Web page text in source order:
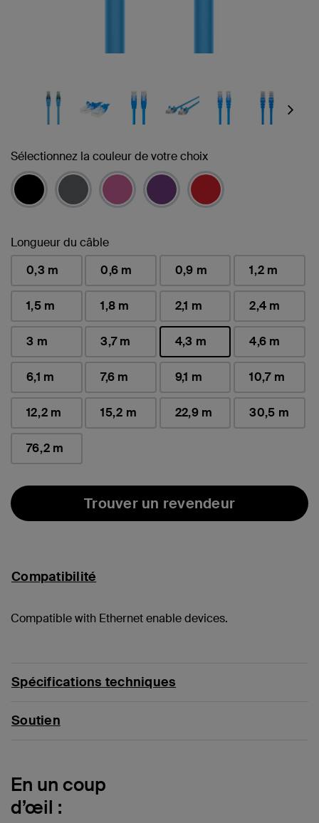
Next
Sélectionnez la couleur de votre choix
Longueur du câble
0,3 m
0,6 m 0,9 m 1,2 m
1,5 m 1,8 m 2,1 m 2,4 m
3 m 3,7 m
4,3 m
sélectionné(s)
4,6 m
6,1 m 7,6 m 9,1 m 10,7 m
12,2 m 15,2 m 22,9 m 30,5 m
76,2 m
Trouver un revendeur
Compatibilité
Compatible with Ethernet enable devices.
Spécifications techniques
Soutien
En un coup
d’œil :